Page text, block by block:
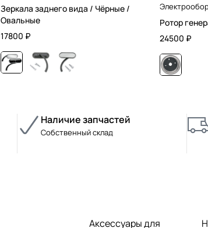
Зеркала заднего вида / Чёрные /
Овальные
17800 ₽
Ротор
24500 ₽
Наличие запчастей
Собственный склад
Аксессуары для